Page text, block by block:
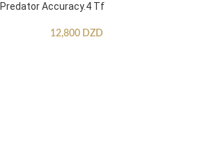
Predator Accuracy.4 Tf
12,800 DZD